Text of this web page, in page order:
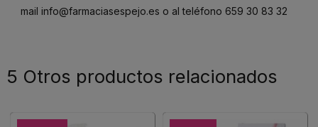
mail info@farmaciasespejo.es o al teléfono 659 30 83 32
5 Otros productos relacionados